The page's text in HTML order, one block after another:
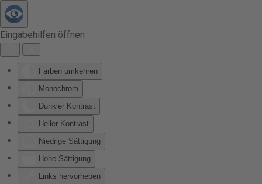
Eingabehilfen öffnen
Farben umkehren
Monochrom
Dunkler Kontrast
Heller Kontrast
Niedrige Sättigung
Hohe Sättigung
Links hervorheben
Zum Hauptinhalt springen